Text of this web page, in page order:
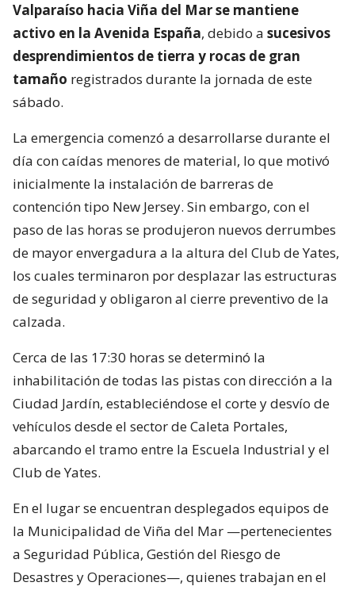
Valparaíso hacia Viña del Mar se mantiene
activo en la Avenida España, debido a sucesivos
desprendimientos de tierra y rocas de gran
tamaño registrados durante la jornada de este
sábado.
La emergencia comenzó a desarrollarse durante el
día con caídas menores de material, lo que motivó
inicialmente la instalación de barreras de
contención tipo New Jersey. Sin embargo, con el
paso de las horas se produjeron nuevos derrumbes
de mayor envergadura a la altura del Club de Yates,
los cuales terminaron por desplazar las estructuras
de seguridad y obligaron al cierre preventivo de la
calzada.
Cerca de las 17:30 horas se determinó la
inhabilitación de todas las pistas con dirección a la
Ciudad Jardín, estableciéndose el corte y desvío de
vehículos desde el sector de Caleta Portales,
abarcando el tramo entre la Escuela Industrial y el
Club de Yates.
En el lugar se encuentran desplegados equipos de
la Municipalidad de Viña del Mar —pertenecientes
a Seguridad Pública, Gestión del Riesgo de
Desastres y Operaciones—, quienes trabajan en el